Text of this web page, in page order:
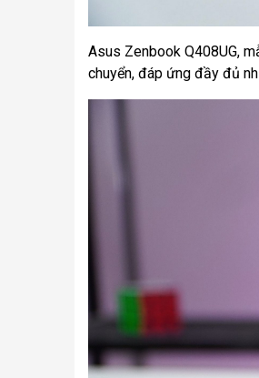
Asus Zenbook Q408UG,
chuyển, đáp ứng đầy đủ